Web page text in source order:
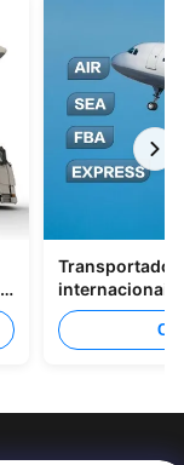
internacionais
Shenzhen